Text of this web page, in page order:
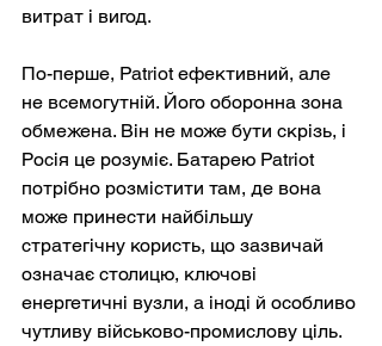
витрат і вигод.
По-перше, Patriot ефективний, але
не всемогутній. Його оборонна зона
обмежена. Він не може бути скрізь, і
Росія це розуміє. Батарею Patriot
потрібно розмістити там, де вона
може принести найбільшу
стратегічну користь, що зазвичай
означає столицю, ключові
енергетичні вузли, а іноді й особливо
чутливу військово-промислову ціль.